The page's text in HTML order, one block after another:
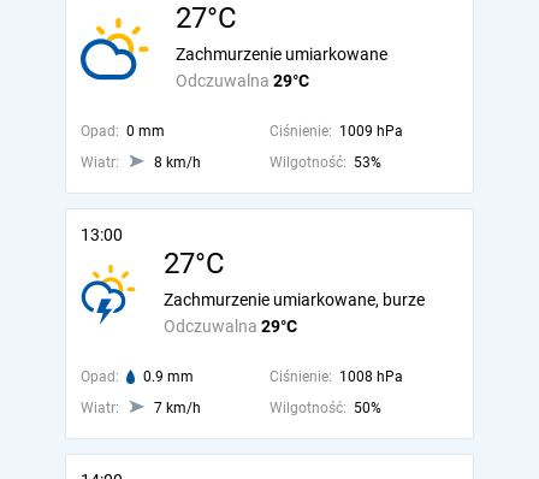
27°C
Odczuwalna 29°C
Zachmurzenie umiarkowane
Opad: 0 mm Ciśnienie: 1009 hPa
Wiatr:
8 km/h Wilgotność: 53%
13:00
27°C
Odczuwalna 29°C
Zachmurzenie umiarkowane, burze
Opad: 0.9 mm Ciśnienie: 1008 hPa
Wiatr:
7 km/h Wilgotność: 50%